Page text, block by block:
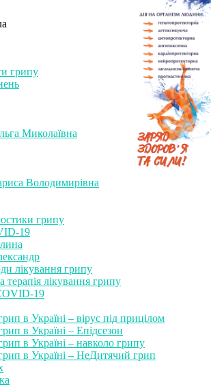
грипу
Миколаївна
Володимирівна
грипу
19
лікування грипу
терапія лікування грипу
19
в Україні – вірус під прицілом
в Україні – Епідсезон
в Україні – навколо грипу
в Україні – НеДитячий грип